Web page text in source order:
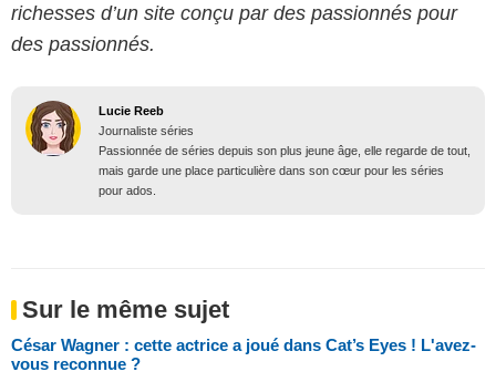
richesses d’un site conçu par des passionnés pour
des passionnés.
Lucie Reeb
Journaliste séries
Passionnée de séries depuis son plus jeune âge, elle regarde de tout,
mais garde une place particulière dans son cœur pour les séries
pour ados.
Sur le même sujet
César Wagner : cette actrice a joué dans Cat’s Eyes ! L'avez-
vous reconnue ?